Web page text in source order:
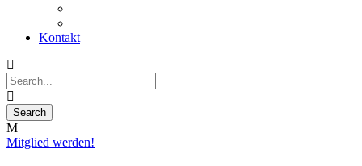
Kontakt
Mitglied werden!